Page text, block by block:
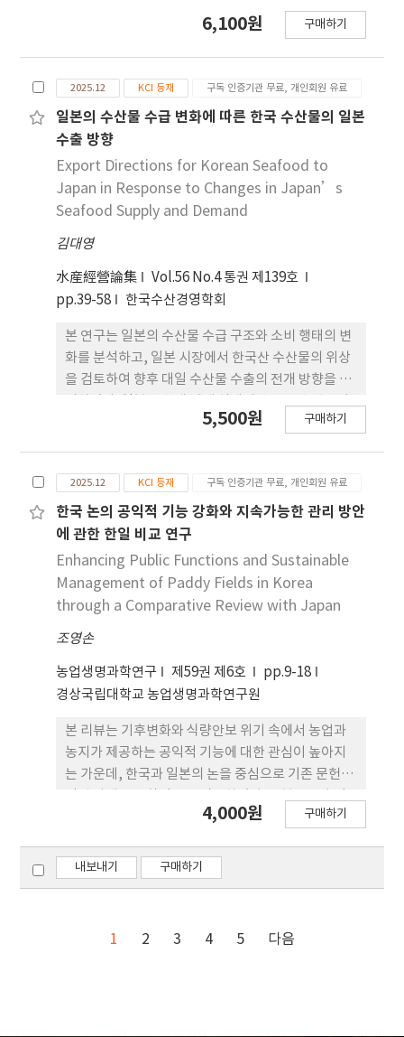
책은 아직까지 기존의 청년지원 제도에 연계한 사업
년 지원제도가 보다 체계적으로 운영되고 있는 미국,
호 주, 일본의 사례를 분석하여 한국사회에의 적용 가
능성을 탐색하였다. 연구 결과, 자립준비청년의 생애
경로와 상황에 적합한 맞춤형 지원정책 이 필요하며,
특히 취업 이후의 사후관리체계가 강화될 필요가 있
음이 드러났다. 또한 국가 차원의 통합적인 데이터베
이스 구축과 정책 효과를 측정할 수 있는 지표 개발을
통해 정책 효율성과 실행력을 제고해야 한 다. 마지막
으로 경제적 자립 못지않게 정서적 치유와 심리적 자
립 또한 함께 보완되어야 할 핵심 과제로 제시되었다.
6,100원 구매하기
2025.12 KCI 등재 구독 인증기관 무료, 개인회원 유료
일본의 수산물 수급 변화에 따른 한국 수산물의 일본
수출 방향
Export Directions for Korean Seafood to
Japan in Response to Changes in Japan’s
Seafood Supply and Demand
김대영
水産經營論集
Vol.56 No.4 통권 제139호
pp.39-58
한국수산경영학회
본 연구는 일본의 수산물 수급 구조와 소비 행태의 변
화를 분석하고, 일본 시장에서 한국산 수산물의 위상
을 검토하여 향후 대일 수산물 수출의 전개 방향을 제
었으나, 고령화, 어업 생산기반 약화, 육류 소비 확대
수산물 수입국으로서 한국의 주요 수출시장으로 중요
한 위치를 차지하고 있다. 한국산 수산물은 지리적 인
접성, 물류 효율성, 품질 경쟁력 등을 기반으로 다랑
어, 넙치, 전복, 굴, 김 등 다양한 품목에서 경쟁우위
를 보유하고 있다. 그러나 일본 시장 축소, 위생 및 안
전성 문제, 중국과 대만 등 경쟁국과의 경쟁 심화 등은
구조적 과제로 작용한다. 이에 따라 한국은 품목 다양
화, 품질·위생 관리 강화, 고부가가치 가공 및 브랜
드화, 정부·업계 협력체계 구축 등을 통해 질적 전환
과 지속 가능한 수출 기반을 마련할 필요가 있다.
5,500원 구매하기
2025.12 KCI 등재 구독 인증기관 무료, 개인회원 유료
한국 논의 공익적 기능 강화와 지속가능한 관리 방안
에 관한 한일 비교 연구
Enhancing Public Functions and Sustainable
Management of Paddy Fields in Korea
through a Comparative Review with Japan
조영손
농업생명과학연구 제59권 제6호
pp.9-18
경상국립대학교 농업생명과학연구원
본 리뷰는 기후변화와 식량안보 위기 속에서 농업과
농지가 제공하는 공익적 기능에 대한 관심이 높아지
는 가운데, 한국과 일본의 논을 중심으로 기존 문헌과
부 보고서를 기반으로 논 생태계가 제공하는 주요 기
성 유지, 경관 형성, 문화·사회적 가치 등을 정리하
고, 양국의 제도화 과정과 사회적 인식의 차이를 비교
며, 계단식 논과 치유농업 등 체험형·생물다양성 중
4,000원 구매하기
내보내기 구매하기
1 2 3 4 5 다음